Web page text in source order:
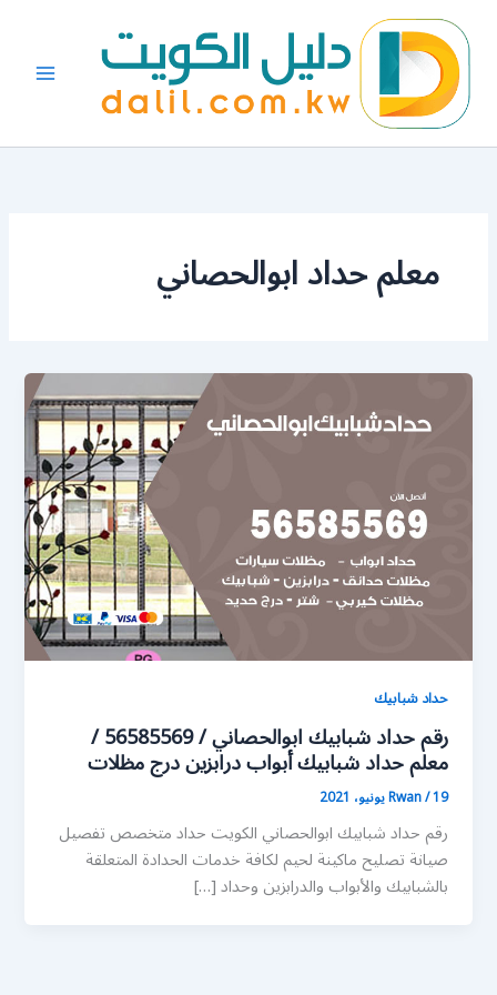
المحتوى
معلم حداد ابوالحصاني
حداد شبابيك
رقم حداد شبابيك ابوالحصاني / 56585569 /
معلم حداد شبابيك أبواب درابزين درج مظلات
Rwan/19 يونيو، 2021
رقم حداد شبابيك ابوالحصاني الكويت حداد متخصص تفصيل
صيانة تصليح ماكينة لحيم لكافة خدمات الحدادة المتعلقة
بالشبابيك والأبواب والدرابزين وحداد […]